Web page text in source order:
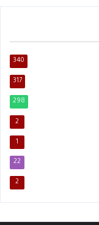
340
317
298
2
1
22
2